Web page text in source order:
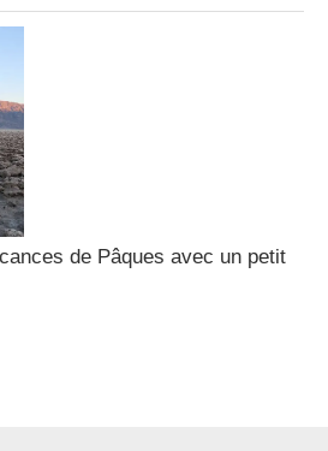
de Pâques avec un petit